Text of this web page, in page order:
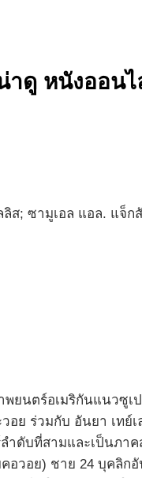
าดู หนังออน
ส; ซามูเอล แอล. แจ็ก
ยนตร์อเมริกันแนวซู
อย ร่วมกับ อันยา เท
ดับที่สามและเป็นภา
อวอย) ชาย 24 บุคลิก